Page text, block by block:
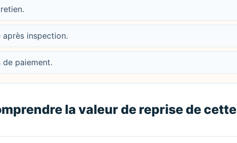
inspection.
paiement.
la valeur de reprise de cette